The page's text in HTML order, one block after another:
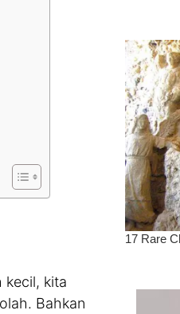
kecil, kita
Bahkan